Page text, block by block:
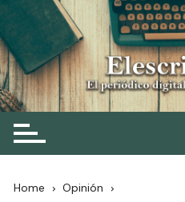
Skip
to
content
Elescritor.es
El periódico digital de los
Home
Opinión